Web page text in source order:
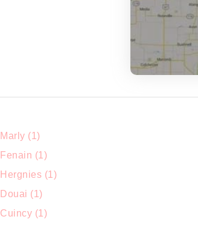
Marly (1)
Fenain (1)
Hergnies (1)
Douai (1)
Cuincy (1)